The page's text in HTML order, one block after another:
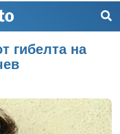
гибелта на